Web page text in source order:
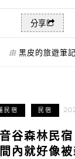
分享
由 黑皮的旅遊筆記
民宿 民宿
谷森林民
內就好像被